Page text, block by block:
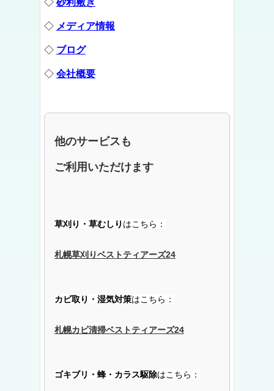
◇ 砂利敷き
◇ メディア情報
◇ ブログ
◇ 会社概要
他のサービスも
ご利用いただけます
草刈り・草むしり はこちら：
札幌草刈りベストティアーズ24
カビ取り・湿気対策はこちら：
札幌カビ清掃ベストティアーズ24
ゴキブリ・蜂・カラス駆除はこちら：